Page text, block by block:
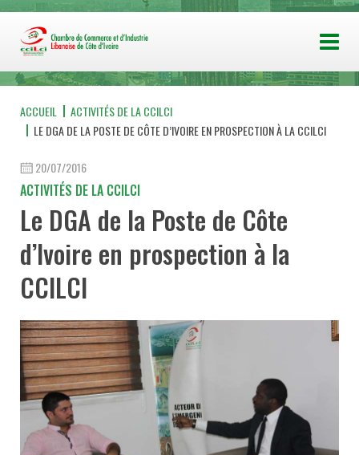
ACCUEIL
ACTIVITÉS DE LA CCILCI
LE DGA DE LA POSTE DE CÔTE D’IVOIRE EN PROSPECTION À LA CCILCI
20/07/2016
ACTIVITÉS DE LA CCILCI
Le DGA de la Poste de Côte
d’Ivoire en prospection à la
CCILCI